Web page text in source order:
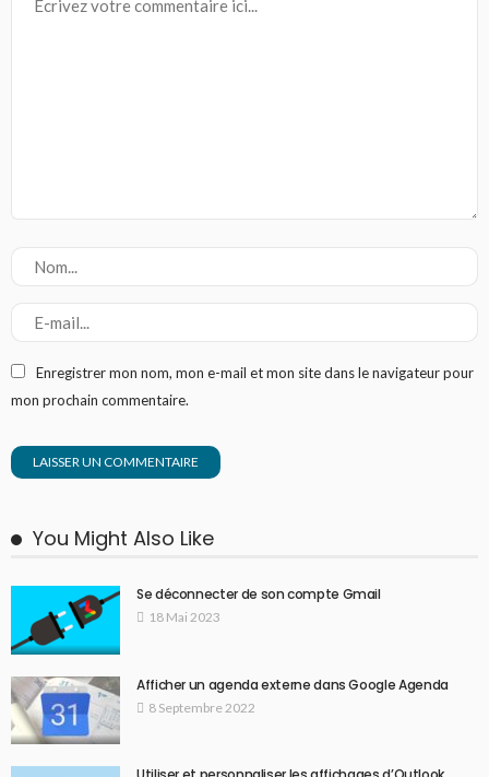
Enregistrer mon nom, mon e-mail et mon site dans le navigateur pour
mon prochain commentaire.
You Might Also Like
Se déconnecter de son compte Gmail
18 Mai 2023
Afficher un agenda externe dans Google Agenda
8 Septembre 2022